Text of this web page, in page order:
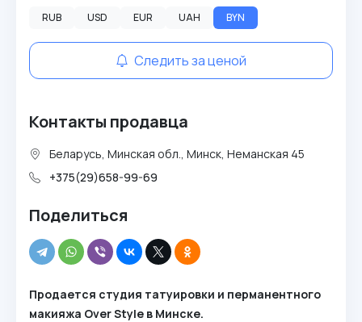
RUB USD EUR UAH BYN
Следить за ценой
Контакты продавца
Беларусь, Минская обл., Минск, Неманская 45
+375(29)658-99-69
Поделиться
Продается студия татуировки и перманентного
макияжа Over Style в Минске.